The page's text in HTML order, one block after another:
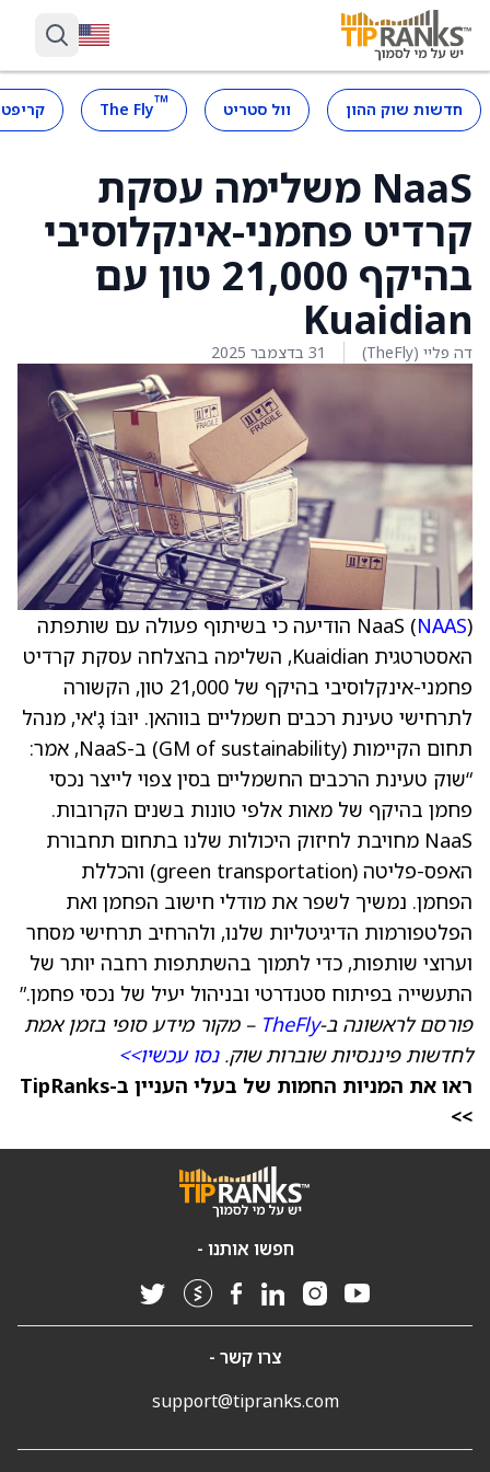
חדשות שוק ההון וול סטריט ™
The Fly
NaaS משלימה עסקת
קרדיט פחמני-אינקלוסיבי
בהיקף 21,000 טון עם
Kuaidian
דה פליי (TheFly) 31 בדצמבר 2025
NaaS (NAAS
) הודיעה כי בשיתוף פעולה עם שותפתה
האסטרטגית Kuaidian, השלימה בהצלחה עסקת קרדיט
פחמני-אינקלוסיבי בהיקף של 21,000 טון, הקשורה
לתרחישי טעינת רכבים חשמליים בווהאן. יוּבּוֹ גָ'אי, מנהל
תחום הקיימות (GM of sustainability) ב-NaaS, אמר:
“שוק טעינת הרכבים החשמליים בסין צפוי לייצר נכסי
פחמן בהיקף של מאות אלפי טונות בשנים הקרובות.
NaaS מחויבת לחיזוק היכולות שלנו בתחום תחבורת
האפס-פליטה (green transportation) והכללת
הפחמן. נמשיך לשפר את מודלי חישוב הפחמן ואת
הפלטפורמות הדיגיטליות שלנו, ולהרחיב תרחישי מסחר
וערוצי שותפות, כדי לתמוך בהשתתפות רחבה יותר של
התעשייה בפיתוח סטנדרטי ובניהול יעיל של נכסי פחמן.”
פורסם לראשונה ב-TheFly – מקור מידע סופי בזמן אמת
לחדשות פיננסיות שוברות שוק.נסו עכשיו>>
ראו את המניות החמות של בעלי העניין ב-TipRanks
>>
חפשו אותנו -
צרו קשר -
support@tipranks.com